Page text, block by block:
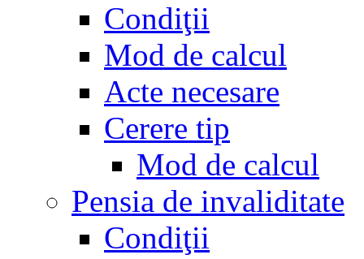
Condiţii
Mod de calcul
Acte necesare
Cerere tip
Mod de calcul
Pensia de invaliditate
Condiţii